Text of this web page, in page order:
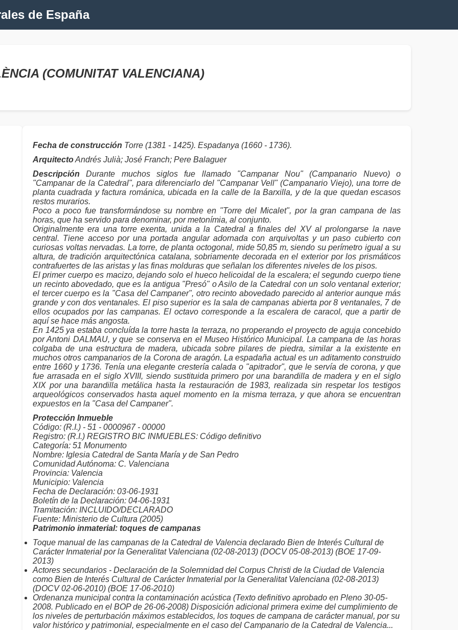
de España
(COMUNITAT VALENCIANA)
Fecha de construcción Torre (1381 - 1425). Espadanya (1660 - 1736).
ArquitectoAndrés Julià; José Franch; Pere Balaguer
Descripción Durante muchos siglos fue llamado "Campanar Nou" (Campanario Nuevo) o
"Campanar de la Catedral", para diferenciarlo del "Campanar Vell" (Campanario Viejo), una torre de
planta cuadrada y factura románica, ubicada en la calle de la Barxilla, y de la que quedan escasos
restos murarios.
Poco a poco fue transformándose su nombre en "Torre del Micalet", por la gran campana de las
horas, que ha servido para denominar, por metonímia, al conjunto.
Originalmente era una torre exenta, unida a la Catedral a finales del XV al prolongarse la nave
central. Tiene acceso por una portada angular adornada con arquivoltas y un paso cubierto con
curiosas voltas nervadas. La torre, de planta octogonal, mide 50,85 m, siendo su perímetro igual a su
altura, de tradición arquitectónica catalana, sobriamente decorada en el exterior por los prismáticos
contrafuertes de las aristas y las finas molduras que señalan los diferentes niveles de los pisos.
El primer cuerpo es macizo, dejando solo el hueco helicoidal de la escalera; el segundo cuerpo tiene
un recinto abovedado, que es la antigua "Presó" o Asilo de la Catedral con un solo ventanal exterior;
el tercer cuerpo es la "Casa del Campaner", otro recinto abovedado parecido al anterior aunque más
grande y con dos ventanales. El piso superior es la sala de campanas abierta por 8 ventanales, 7 de
ellos ocupados por las campanas. El octavo corresponde a la escalera de caracol, que a partir de
aquí se hace más angosta.
En 1425 ya estaba concluída la torre hasta la terraza, no properando el proyecto de aguja concebido
por Antoni DALMAU, y que se conserva en el Museo Histórico Municipal. La campana de las horas
colgaba de una estructura de madera, ubicada sobre pilares de piedra, similar a la existente en
muchos otros campanarios de la Corona de aragón. La espadaña actual es un aditamento construido
entre 1660 y 1736. Tenía una elegante crestería calada o "apitrador", que le servía de corona, y que
fue arrasada en el siglo XVIII, siendo sustituida primero por una barandilla de madera y en el siglo
XIX por una barandilla metálica hasta la restauración de 1983, realizada sin respetar los testigos
arqueológicos conservados hasta aquel momento en la misma terraza, y que ahora se encuentran
expuestos en la "Casa del Campaner".
Protección Inmueble
Código: (R.I.) - 51 - 0000967 - 00000
Registro: (R.I.) REGISTRO BIC INMUEBLES: Código definitivo
Categoría: 51 Monumento
Nombre: Iglesia Catedral de Santa María y de San Pedro
Comunidad Autónoma: C. Valenciana
Provincia: Valencia
Municipio: Valencia
Fecha de Declaración: 03-06-1931
Boletín de la Declaración: 04-06-1931
Tramitación: INCLUIDO/DECLARADO
Fuente: Ministerio de Cultura (2005)
Patrimonio inmaterial: toques de campanas
Toque manual de las campanas de la Catedral de Valencia declarado Bien de Interés Cultural de
Carácter Inmaterial por la Generalitat Valenciana (02-08-2013) (DOCV 05-08-2013) (BOE 17-09-
2013)
Actores secundarios - Declaración de la Solemnidad del Corpus Christi de la Ciudad de Valencia
como Bien de Interés Cultural de Carácter Inmaterial por la Generalitat Valenciana (02-08-2013)
(DOCV 02-06-2010) (BOE 17-06-2010)
Ordenanza municipal contra la contaminación acústica (Texto definitivo aprobado en Pleno 30-05-
2008. Publicado en el BOP de 26-06-2008) Disposición adicional primera exime del cumplimiento de
los niveles de perturbación máximos establecidos, los toques de campana de carácter manual, por su
valor histórico y patrimonial, especialmente en el caso del Campanario de la Catedral de Valencia...